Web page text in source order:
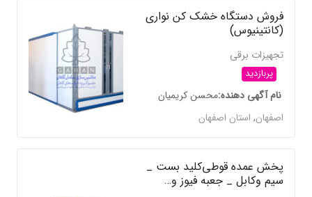
فروش دستگاه خشک کن نواری
(کانتینیوس)
تجهیزات برقی
پربازدید
نام آگهی دهندهمحسن کریمیان
اصفهان,استان اصفهان
پخش عمده قوطی‌کلید بست _
سیم وکابل _ جعبه فیوز و…